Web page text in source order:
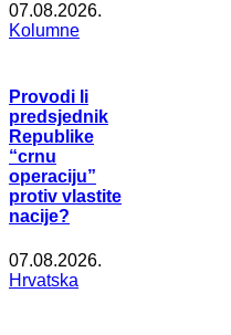
07.08.2026.
Kolumne
Provodi li
predsjednik
Republike
“crnu
operaciju”
protiv vlastite
nacije?
07.08.2026.
Hrvatska